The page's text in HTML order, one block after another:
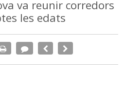
va reunir corredors
les edats